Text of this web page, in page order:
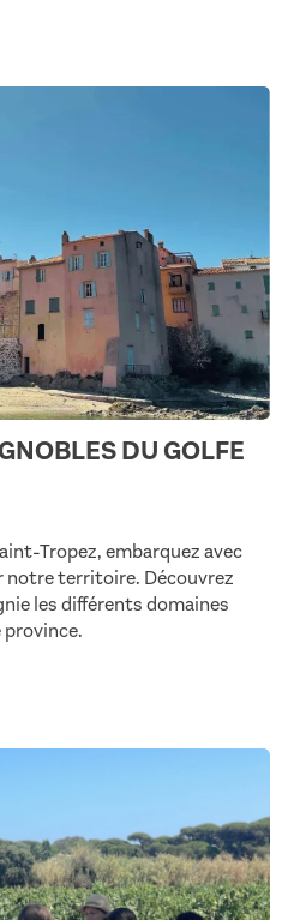
DU GOLFE
Tropez, embarquez avec
notre territoire. Découvrez
les différents domaines